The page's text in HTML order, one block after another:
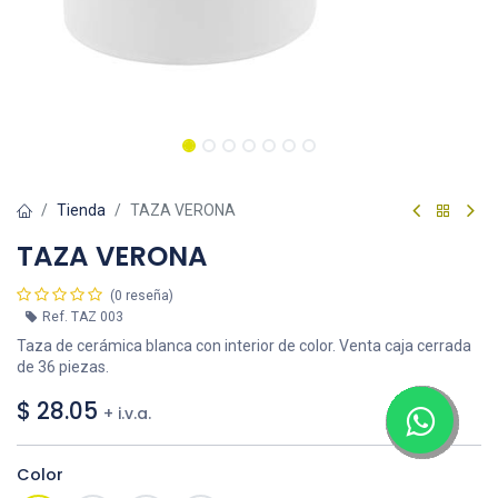
Tienda TAZA VERONA
TAZA VERONA
(0 reseña)
Ref. TAZ 003
Taza de cerámica blanca con interior de color. Venta caja cerrada
de 36 piezas.
$ 28.05 + i.v.a.
Color